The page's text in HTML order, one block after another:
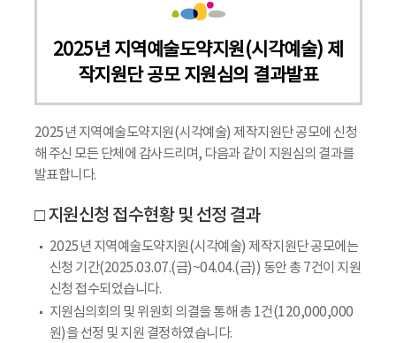
2025년 지역예술도약지원(시각예술) 제
작지원단 공모 지원심의 결과발표
2025년 지역예술도약지원(시각예술) 제작지원단 공모에 신청
해 주신 모든 단체에 감사드리며, 다음과 같이 지원심의 결과를
발표합니다.
□ 지원신청 접수현황 및 선정 결과
2025년 지역예술도약지원(시각예술) 제작지원단 공모에는
신청 기간(2025.03.07.(금)~04.04.(금)) 동안 총 7건이 지원
신청 접수되었습니다.
지원심의회의 및 위원회 의결을 통해 총 1건(120,000,000
원)을 선정 및 지원 결정하였습니다.